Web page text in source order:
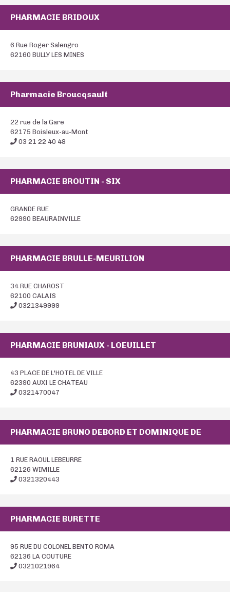
PHARMACIE BRIDOUX
6 Rue Roger Salengro
62160 BULLY LES MINES
Pharmacie Broucqsault
22 rue de la Gare
62175 Boisleux-au-Mont
03 21 22 40 48
PHARMACIE BROUTIN - SIX
GRANDE RUE
62990 BEAURAINVILLE
PHARMACIE BRULLE-MEURILION
34 RUE CHAROST
62100 CALAIS
0321349999
PHARMACIE BRUNIAUX - LOEUILLET
43 PLACE DE L'HOTEL DE VILLE
62390 AUXI LE CHATEAU
0321470047
PHARMACIE BRUNO DEBORD ET DOMINIQUE DE
1 RUE RAOUL LEBEURRE
62126 WIMILLE
0321320443
PHARMACIE BURETTE
95 RUE DU COLONEL BENTO ROMA
62136 LA COUTURE
0321021964